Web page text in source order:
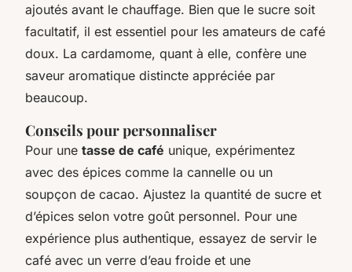
ajoutés avant le chauffage. Bien que le sucre soit
facultatif, il est essentiel pour les amateurs de café
doux. La cardamome, quant à elle, confère une
saveur aromatique distincte appréciée par
beaucoup.
Conseils pour personnaliser
Pour une tasse de café unique, expérimentez
avec des épices comme la cannelle ou un
soupçon de cacao. Ajustez la quantité de sucre et
d’épices selon votre goût personnel. Pour une
expérience plus authentique, essayez de servir le
café avec un verre d’eau froide et une